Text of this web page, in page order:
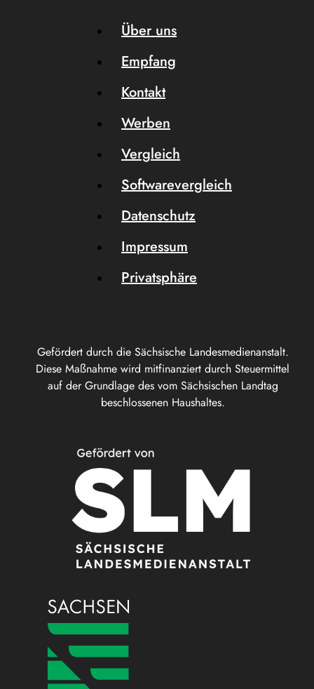
Gefördert durch die Sächsische Landesmedienanstalt.
Diese Maßnahme wird mitfinanziert durch Steuermittel
auf der Grundlage des vom Sächsischen Landtag
beschlossenen Haushaltes.
Über uns
Empfang
Kontakt
Werben
Vergleich
Softwarevergleich
Datenschutz
Impressum
Privatsphäre